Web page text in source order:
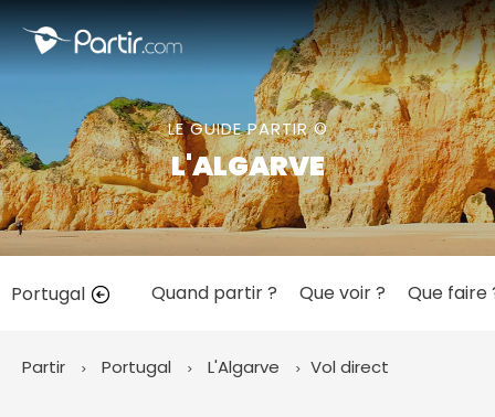
LE GUIDE PARTIR ©
L'ALGARVE
Portugal Quand partir ? Que voir ? Que faire
Partir Portugal L'Algarve Vol direct
Fermer
📍 Destinations populaires
☀️ Où partir par mois
Juillet
Août Septembre
Octobre